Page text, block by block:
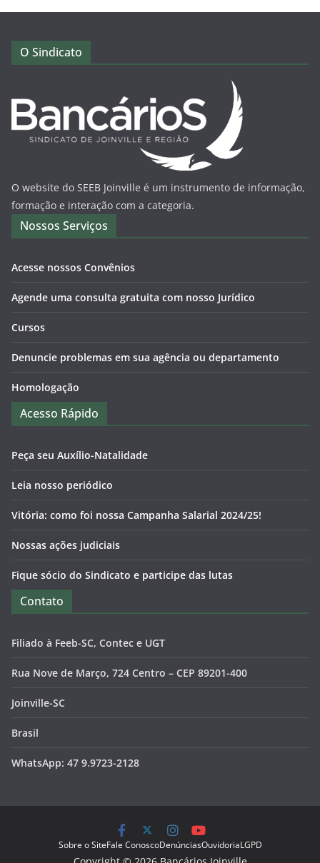
O Sindicato
O website do SEEB Joinville é um instrumento de informação,
formação e interação com a categoria.
Nossos Serviços
Acesse nossos Convênios
Agende uma consulta gratuita com nosso Jurídico
Cursos
Denuncie problemas em sua agência ou departamento
Homologação
Acesso Rápido
Peça seu Auxílio-Natalidade
Leia nosso periódico
Vitória: como foi nossa Campanha Salarial 2024/25!
Nossas ações judiciais
Fique sócio do Sindicato e participe das lutas
Contato
Filiado à Feeb-SC, Contec e UGT
Rua Nove de Março, 724 Centro – CEP 89201-400
Joinville-SC
Brasil
WhatsApp: 47 9.9723-2128
Sobre o SiteFale ConoscoDenúnciasOuvidoriaLGPD